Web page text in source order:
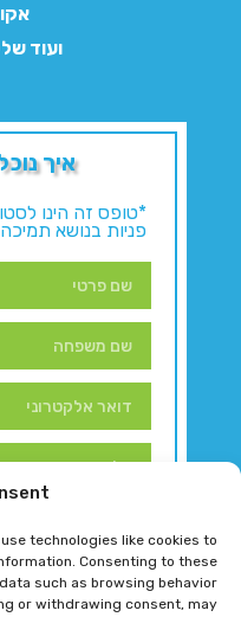
technologies like cookies to
Consenting to these
such as browsing behavior
or withdrawing consent, may
ועוד
איך
*טופס זה הינו
פניות בנושא תמיכה